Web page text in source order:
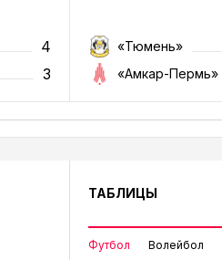
4
3
«Тюмень»
«Амкар-Пермь»
ТАБЛИЦЫ
Футбол Волейбол